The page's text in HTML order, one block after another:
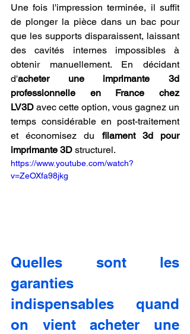
Une fois l'impression terminée, il suffit
de plonger la pièce dans un bac pour
que les supports disparaissent, laissant
des cavités internes impossibles à
obtenir manuellement. En décidant
d'acheter une imprimante 3d
professionnelle en France chez
LV3D avec cette option, vous gagnez un
temps considérable en post-traitement
et économisez du filament 3d pour
imprimante 3D structurel.
https://www.youtube.com/watch?
v=ZeOXfa98jkg
Quelles sont les
garanties
indispensables quand
on vient acheter une